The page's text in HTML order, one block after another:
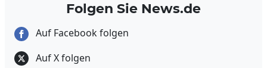
Folgen Sie News.de
Auf Facebook folgen
Auf X folgen